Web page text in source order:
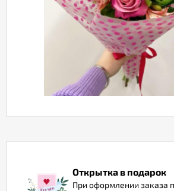
конфиденциальности
Открытка в подарок
При оформлении заказа